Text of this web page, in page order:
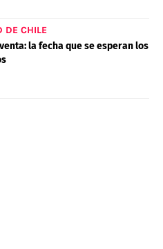
DE CHILE
la fecha que se esperan los